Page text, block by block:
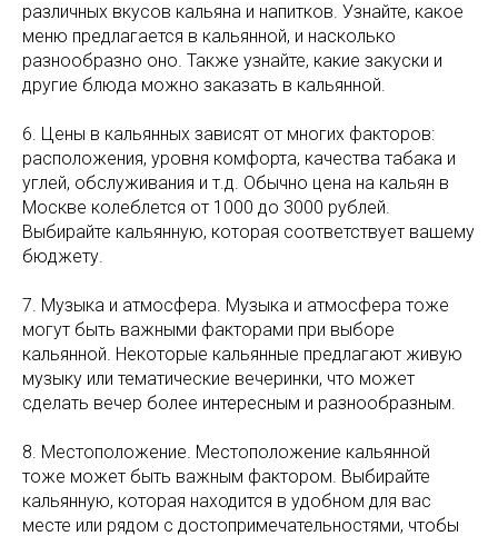
различных вкусов кальяна и напитков. Узнайте, какое
меню предлагается в кальянной, и насколько
разнообразно оно. Также узнайте, какие закуски и
другие блюда можно заказать в кальянной.
6. Цены в кальянных зависят от многих факторов:
расположения, уровня комфорта, качества табака и
углей, обслуживания и т.д. Обычно цена на кальян в
Москве колеблется от 1000 до 3000 рублей.
Выбирайте кальянную, которая соответствует вашему
бюджету.
7. Музыка и атмосфера. Музыка и атмосфера тоже
могут быть важными факторами при выборе
кальянной. Некоторые кальянные предлагают живую
музыку или тематические вечеринки, что может
сделать вечер более интересным и разнообразным.
8. Местоположение. Местоположение кальянной
тоже может быть важным фактором. Выбирайте
кальянную, которая находится в удобном для вас
месте или рядом с достопримечательностями, чтобы